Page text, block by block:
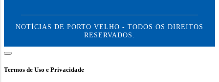
NOTÍCIAS DE PORTO VELHO - TODOS OS DIREITOS
RESERVADOS.
Termos de Uso e Privacidade